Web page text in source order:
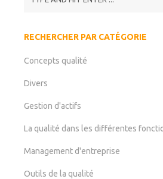
RECHERCHER PAR CATÉGORIE
Concepts qualité
Divers
Gestion d'actifs
La qualité dans les différentes
Management d'entreprise
Outils de la qualité